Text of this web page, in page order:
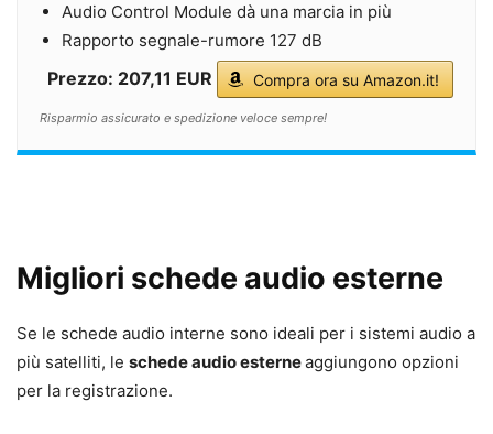
Audio Control Module dà una marcia in più
Rapporto segnale-rumore 127 dB
Prezzo: 207,11 EUR Compra ora su Amazon.it!
Risparmio assicurato e spedizione veloce sempre!
Migliori schede audio esterne
Se le schede audio interne sono ideali per i sistemi audio a
più satelliti, le schede audio esterneaggiungono opzioni
per la registrazione.